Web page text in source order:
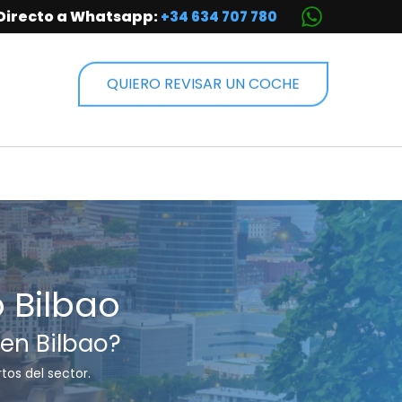
a Whatsapp:+34 634 707 780
QUIERO REVISAR UN COCHE
Bilbao
Bilbao?
del sector.